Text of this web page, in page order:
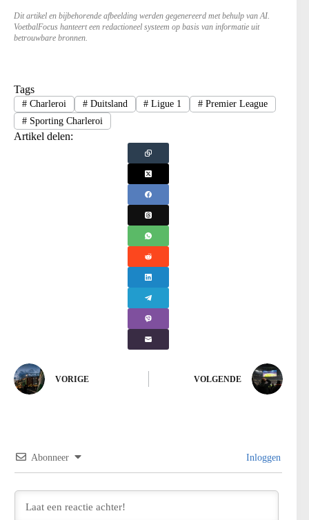
Dit artikel en bijbehorende afbeelding werden gegenereerd met behulp van AI.
VoetbalFocus hanteert een redactioneel systeem op basis van informatie uit
betrouwbare bronnen.
Tags
#Charleroi #Duitsland # Ligue 1 # Premier League
#Sporting Charleroi
Artikel delen:
VORIGE VOLGENDE
Abonneer Inloggen